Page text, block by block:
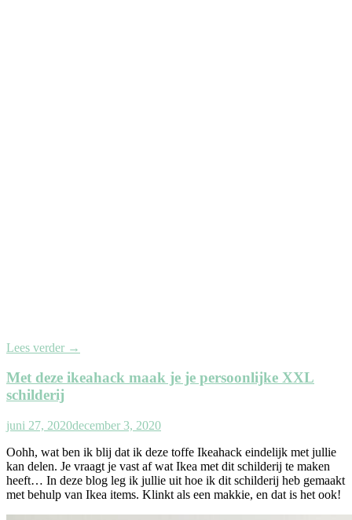
Lees verder →
Met deze ikeahack maak je je persoonlijke XXL
schilderij
juni 27, 2020december 3, 2020
Oohh, wat ben ik blij dat ik deze toffe Ikeahack eindelijk met jullie
kan delen. Je vraagt je vast af wat Ikea met dit schilderij te maken
heeft… In deze blog leg ik jullie uit hoe ik dit schilderij heb gemaakt
met behulp van Ikea items. Klinkt als een makkie, en dat is het ook!